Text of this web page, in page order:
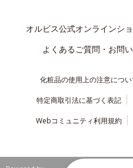
オルビス公式オンラインシ
よくあるご質問・お問
化粧品の使用上の注意につい
特定商取引法に基づく表記
Webコミュニティ利用規約